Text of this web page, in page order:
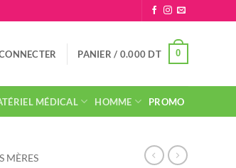
PANIER / 0.000 DT 0
MÉDICAL HOMME PROMO
MÈRES